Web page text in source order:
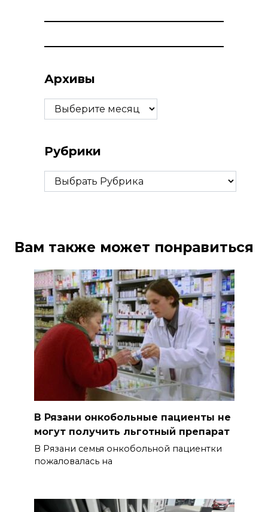
Архивы
Архивы
Рубрики
Рубрики
Вам также может понравиться
В Рязани онкобольные пациенты не
могут получить льготный препарат
В Рязани семья онкобольной пациентки
пожаловалась на